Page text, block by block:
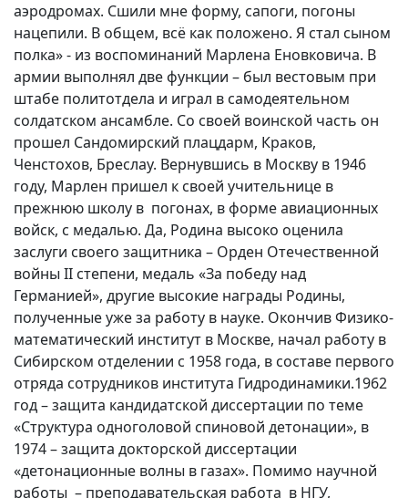
аэродромах. Сшили мне форму, сапоги, погоны
нацепили. В общем, всё как положено. Я стал сыном
полка» - из воспоминаний Марлена Еновковича. В
армии выполнял две функции – был вестовым при
штабе политотдела и играл в самодеятельном
солдатском ансамбле. Со своей воинской часть он
прошел Сандомирский плацдарм, Краков,
Ченстохов, Бреслау. Вернувшись в Москву в 1946
году, Марлен пришел к своей учительнице в
прежнюю школу в погонах, в форме авиационных
войск, с медалью. Да, Родина высоко оценила
заслуги своего защитника – Орден Отечественной
войны II степени, медаль «За победу над
Германией», другие высокие награды Родины,
полученные уже за работу в науке. Окончив Физико-
математический институт в Москве, начал работу в
Сибирском отделении с 1958 года, в составе первого
отряда сотрудников института Гидродинамики.1962
год – защита кандидатской диссертации по теме
«Структура одноголовой спиновой детонации», в
1974 – защита докторской диссертации
«детонационные волны в газах». Помимо научной
работы – преподавательская работа в НГУ,